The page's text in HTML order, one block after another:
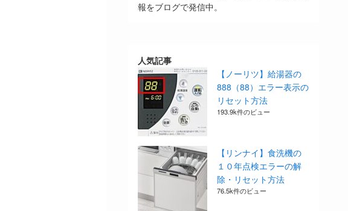
報をブログで発信中。
人気記事
【ノーリツ】給湯器の
888（88）エラー表示の
リセット方法
193.9k件のビュー
【リンナイ】食洗機の
１０年点検エラーの解
除・リセット方法
76.5k件のビュー